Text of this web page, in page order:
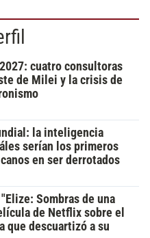
cuatro consultoras
de Milei y la crisis de
la inteligencia
serían los primeros
en ser derrotados
Sombras de una
de Netflix sobre el
que descuartizó a su